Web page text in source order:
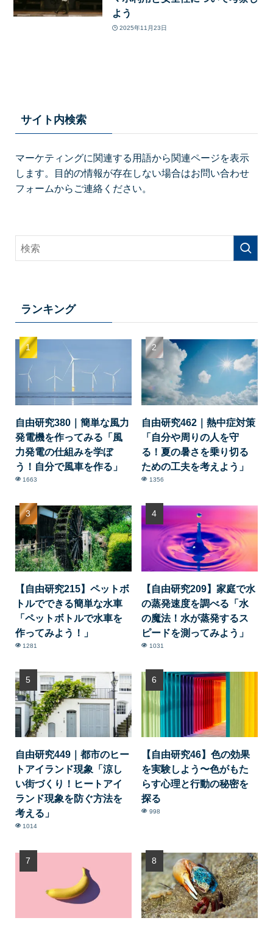
よう
2025年11月23日
サイト内検索
マーケティングに関連する用語から関連ページを表示
します。目的の情報が存在しない場合はお問い合わせ
フォームからご連絡ください。
ランキング
自由研究380｜簡単な風力
発電機を作ってみる「風
力発電の仕組みを学ぼ
う！自分で風車を作る」
1663
自由研究462｜熱中症対策
「自分や周りの人を守
る！夏の暑さを乗り切る
ための工夫を考えよう」
1356
【自由研究215】ペットボ
トルでできる簡単な水車
「ペットボトルで水車を
作ってみよう！」
1281
【自由研究209】家庭で水
の蒸発速度を調べる「水
の魔法！水が蒸発するス
ピードを測ってみよう」
1031
自由研究449｜都市のヒー
トアイランド現象「涼し
い街づくり！ヒートアイ
ランド現象を防ぐ方法を
考える」
1014
【自由研究46】色の効果
を実験しよう〜色がもた
らす心理と行動の秘密を
探る
998